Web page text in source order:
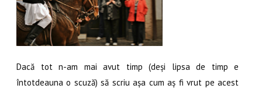
Dacă tot n-am mai avut timp (deși lipsa de timp e
întotdeauna o scuză) să scriu așa cum aș fi vrut pe acest